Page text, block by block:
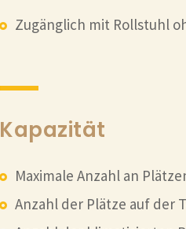
Zugänglich mit Rollstuhl
Kapazität
Maximale Anzahl an
Anzahl der Plätze auf der